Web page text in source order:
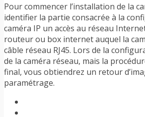
Pour commencer l’installation de la
identifier la partie consacrée à la
caméra IP un accès au réseau
routeur ou box internet auquel la
câble réseau RJ45. Lors de la
de la caméra réseau, mais la
final, vous obtiendrez un retour
paramétrage.